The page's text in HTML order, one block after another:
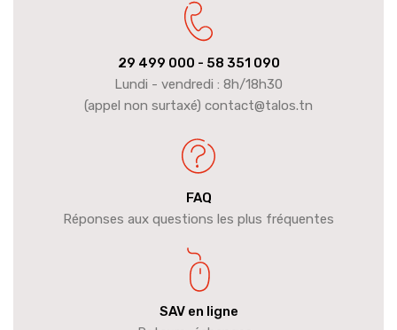
29 499 000 - 58 351 090
Lundi - vendredi : 8h/18h30
(appel non surtaxé) contact@talos.tn
FAQ
Réponses aux questions les plus fréquentes
SAV en ligne